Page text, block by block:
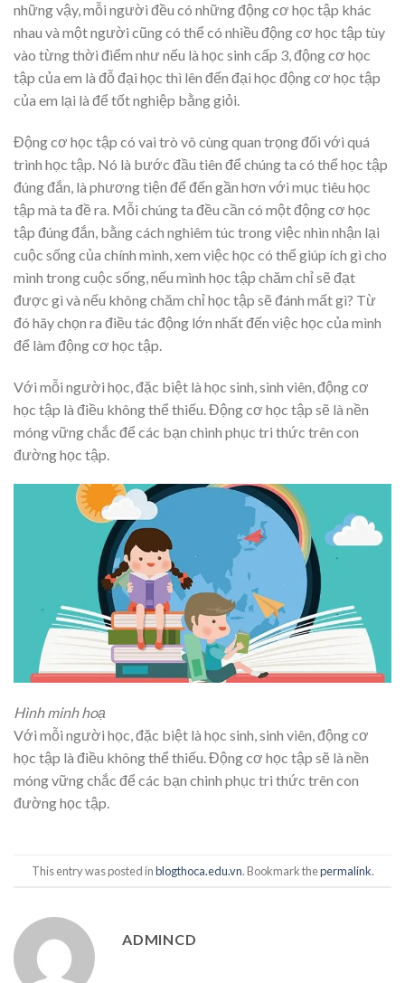
những vậy, mỗi người đều có những động cơ học tập khác
nhau và một người cũng có thể có nhiều động cơ học tập tùy
vào từng thời điểm như nếu là học sinh cấp 3, động cơ học
tập của em là đỗ đại học thì lên đến đại học động cơ học tập
của em lại là để tốt nghiệp bằng giỏi.
Động cơ học tập có vai trò vô cùng quan trọng đối với quá
trình học tập. Nó là bước đầu tiên để chúng ta có thể học tập
đúng đắn, là phương tiện để đến gần hơn với mục tiêu học
tập mà ta đề ra. Mỗi chúng ta đều cần có một động cơ học
tập đúng đắn, bằng cách nghiêm túc trong việc nhìn nhận lại
cuộc sống của chính mình, xem việc học có thể giúp ích gì cho
mình trong cuộc sống, nếu mình học tập chăm chỉ sẽ đạt
được gì và nếu không chăm chỉ học tập sẽ đánh mất gì? Từ
đó hãy chọn ra điều tác động lớn nhất đến việc học của mình
để làm động cơ học tập.
Với mỗi người học, đặc biệt là học sinh, sinh viên, động cơ
học tập là điều không thể thiếu. Động cơ học tập sẽ là nền
móng vững chắc để các bạn chinh phục tri thức trên con
đường học tập.
Hình minh hoạ
Với mỗi người học, đặc biệt là học sinh, sinh viên, động cơ
học tập là điều không thể thiếu. Động cơ học tập sẽ là nền
móng vững chắc để các bạn chinh phục tri thức trên con
đường học tập.
This entry was posted inblogthoca.edu.vn. Bookmark thepermalink.
ADMINCD